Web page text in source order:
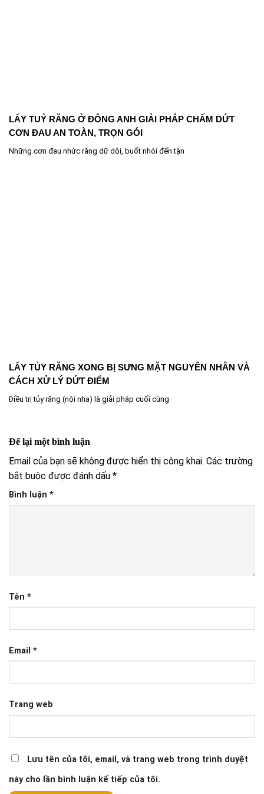
LẤY TUỶ RĂNG Ở ĐÔNG ANH GIẢI PHÁP CHẤM DỨT
CƠN ĐAU AN TOÀN, TRỌN GÓI
Những cơn đau nhức răng dữ dội, buốt nhói đến tận
LẤY TỦY RĂNG XONG BỊ SƯNG MẶT NGUYÊN NHÂN VÀ
CÁCH XỬ LÝ DỨT ĐIỂM
Điều trị tủy răng (nội nha) là giải pháp cuối cùng
Để lại một bình luận
Email của bạn sẽ không được hiển thị công khai. Các trường
bắt buộc được đánh dấu *
Bình luận *
Tên *
Email *
Trang web
Lưu tên của tôi, email, và trang web trong trình duyệt
này cho lần bình luận kế tiếp của tôi.